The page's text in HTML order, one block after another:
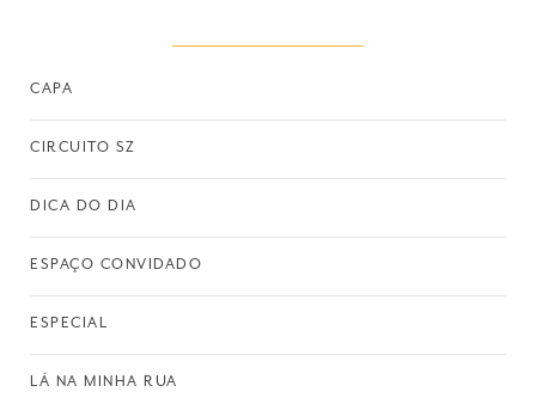
CAPA
CIRCUITO SZ
DICA DO DIA
ESPAÇO CONVIDADO
ESPECIAL
LÁ NA MINHA RUA